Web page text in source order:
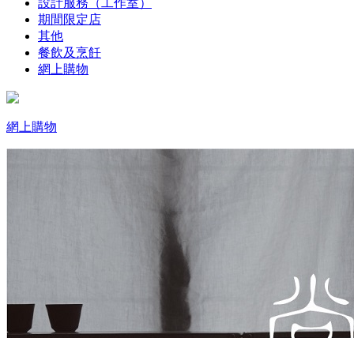
設計服務（工作室）
期間限定店
其他
餐飲及烹飪
網上購物
網上購物